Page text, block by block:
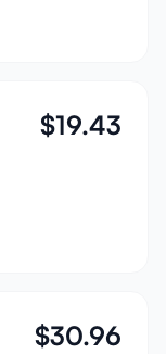
$19.43
$30.96